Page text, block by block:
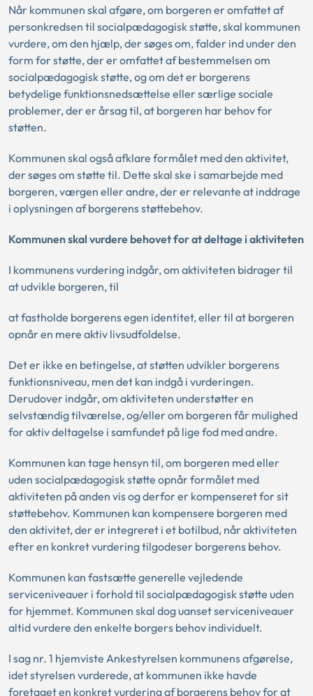
Når kommunen skal afgøre, om borgeren er omfattet af
personkredsen til socialpædagogisk støtte, skal kommunen
vurdere, om den hjælp, der søges om, falder ind under den
form for støtte, der er omfattet af bestemmelsen om
socialpædagogisk støtte, og om det er borgerens
betydelige funktionsnedsættelse eller særlige sociale
problemer, der er årsag til, at borgeren har behov for
støtten.
Kommunen skal også afklare formålet med den aktivitet,
der søges om støtte til. Dette skal ske i samarbejde med
borgeren, værgen eller andre, der er relevante at inddrage
i oplysningen af borgerens støttebehov.
Kommunen skal vurdere behovet for at deltage i aktiviteten
I kommunens vurdering indgår, om aktiviteten bidrager til
at udvikle borgeren, til
at fastholde borgerens egen identitet, eller til at borgeren
opnår en mere aktiv livsudfoldelse.
Det er ikke en betingelse, at støtten udvikler borgerens
funktionsniveau, men det kan indgå i vurderingen.
Derudover indgår, om aktiviteten understøtter en
selvstændig tilværelse, og/eller om borgeren får mulighed
for aktiv deltagelse i samfundet på lige fod med andre.
Kommunen kan tage hensyn til, om borgeren med eller
uden socialpædagogisk støtte opnår formålet med
aktiviteten på anden vis og derfor er kompenseret for sit
støttebehov. Kommunen kan kompensere borgeren med
den aktivitet, der er integreret i et botilbud, når aktiviteten
efter en konkret vurdering tilgodeser borgerens behov.
Kommunen kan fastsætte generelle vejledende
serviceniveauer i forhold til socialpædagogisk støtte uden
for hjemmet. Kommunen skal dog uanset serviceniveauer
altid vurdere den enkelte borgers behov individuelt.
I sag nr. 1 hjemviste Ankestyrelsen kommunens afgørelse,
idet styrelsen vurderede, at kommunen ikke havde
foretaget en konkret vurdering af borgerens behov for at